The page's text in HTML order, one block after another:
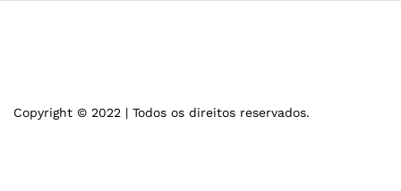
Copyright © 2022 | Todos os direitos reservados.